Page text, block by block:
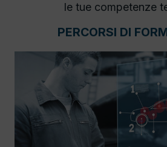
le tue competenze
PERCORSI DI